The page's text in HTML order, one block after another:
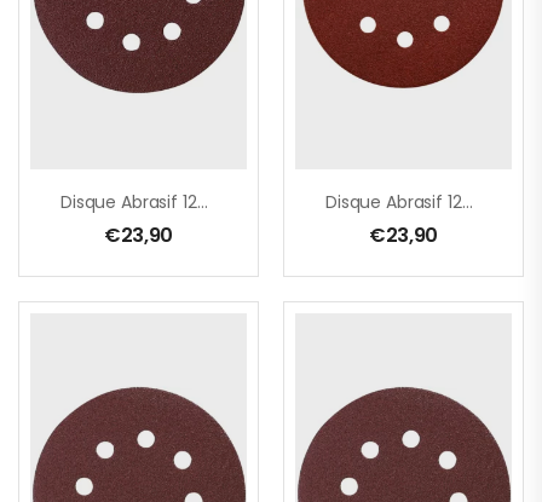
Disque Abrasif 125 Mm, 60G
€23,90
Disque Abrasif 125 Mm, 80G
€23,90